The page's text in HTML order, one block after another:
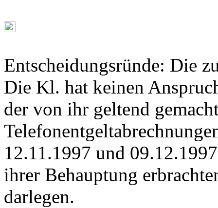
Entscheidungsründe: Die
Die Kl. hat keinen
der von ihr geltend
12.11.1997 und
ihrer Behauptung
darlegen.